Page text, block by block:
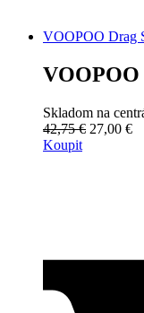
VOOPOO Drag
VOOPOO
Skladom na
42,75 € 27,00 €
Koupit